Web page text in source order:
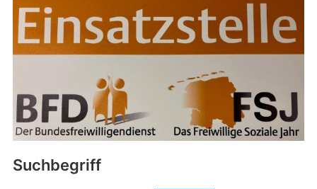
Suchbegriff